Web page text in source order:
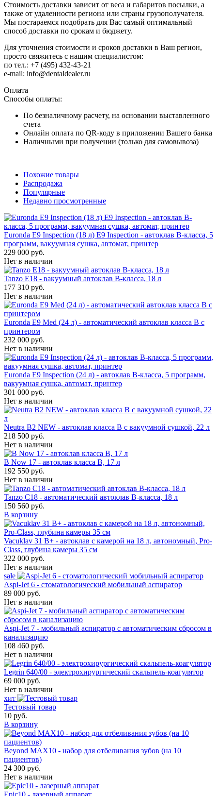
Стоимость доставки зависит от веса и габаритов посылки, а
также от удаленности региона или страны грузополучателя.
Мы постараемся подобрать для Вас самый оптимальный
способ доставки по срокам и бюджету.
Для уточнения стоимости и сроков доставки в Ваш регион,
просто свяжитесь с нашим специалистом:
по тел.: +7 (495) 432-43-21
e-mail: info@dentaldealer.ru
Оплата
Способы оплаты:
По безналичному расчету, на основании выставленного
счета
Онлайн оплата по QR-коду в приложении Вашего банка
Наличными при получении (только для самовывоза)
Похожие товары
Распродажа
Популярные
Недавно просмотренные
Euronda E9 Inspection (18 л) E9 Inspection - автоклав B-класса, 5
программ, вакуумная сушка, автомат, принтер
229 000 руб.
Нет в наличии
Tanzo E18 - вакуумный автоклав B-класса, 18 л
177 310 руб.
Нет в наличии
Euronda E9 Med (24 л) - автоматический автоклав класса B с
принтером
232 000 руб.
Нет в наличии
Euronda E9 Inspection (24 л) - автоклав B-класса, 5 программ,
вакуумная сушка, автомат, принтер
301 000 руб.
Нет в наличии
Neutra B2 NEW - автоклав класса B с вакуумной сушкой, 22 л
218 500 руб.
Нет в наличии
B Now 17 - автоклав класса B, 17 л
192 550 руб.
Нет в наличии
Tanzo C18 - автоматический автоклав B-класса, 18 л
150 560 руб.
В корзину
Vacuklav 31 B+ - автоклав с камерой на 18 л, автономный, Pro-
Class, глубина камеры 35 см
322 000 руб.
Нет в наличии
sale
Aspi-Jet 6 - стоматологический мобильный аспиратор
89 000 руб.
Нет в наличии
Aspi-Jet 7 - мобильный аспиратор с автоматическим сбросом в
канализацию
108 460 руб.
Нет в наличии
Legrin 640/00 - электрохирургический скальпель-коагулятор
69 000 руб.
Нет в наличии
хит
Тестовый товар
10 руб.
В корзину
Beyond MAX10 - набор для отбеливания зубов (на 10
пациентов)
24 300 руб.
Нет в наличии